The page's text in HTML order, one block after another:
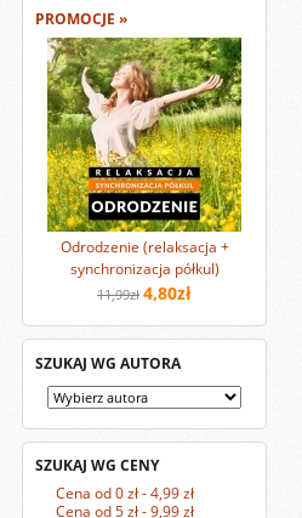
PROMOCJE »
Odrodzenie (relaksacja +
synchronizacja półkul)
11,99zł 4,80zł
SZUKAJ WG AUTORA
SZUKAJ WG CENY
Cena od 0 zł - 4,99 zł
Cena od 5 zł - 9,99 zł